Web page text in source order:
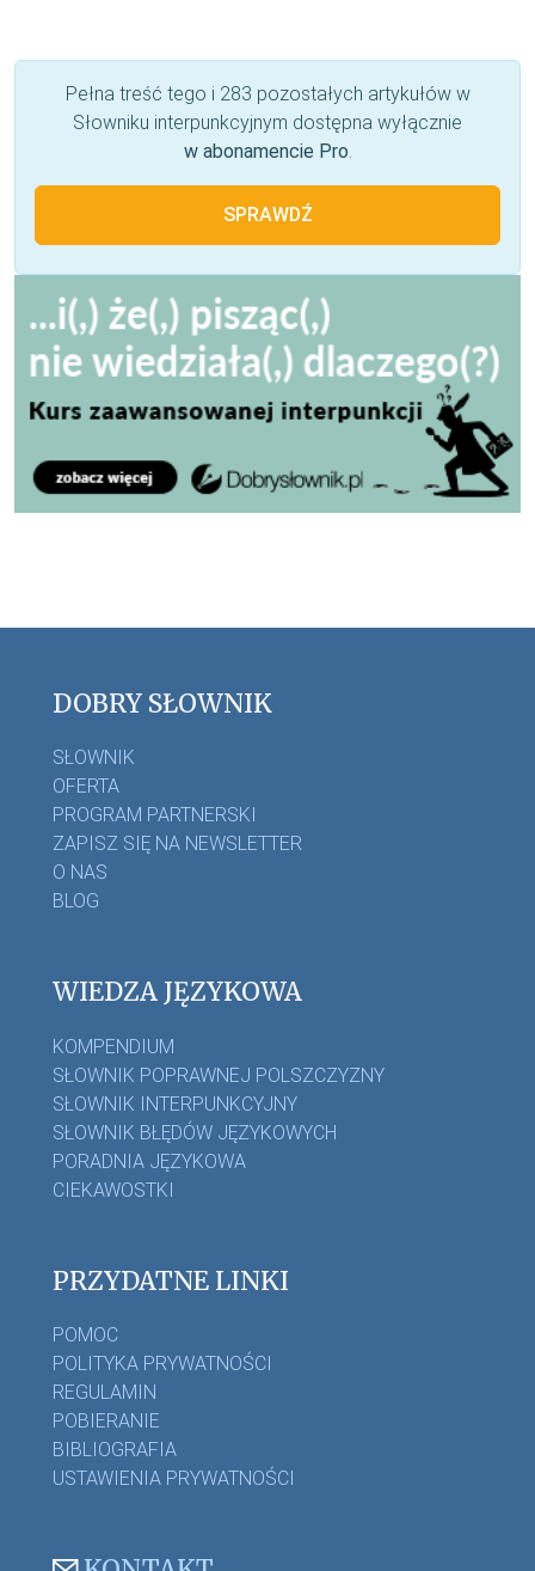
Pełna treść tego i 283 pozostałych artykułów w
Słowniku interpunkcyjnym dostępna wyłącznie
w abonamencie Pro.
SPRAWDŹ
DOBRY SŁOWNIK
SŁOWNIK
OFERTA
PROGRAM PARTNERSKI
ZAPISZ SIĘ NA NEWSLETTER
O NAS
BLOG
WIEDZA JĘZYKOWA
KOMPENDIUM
SŁOWNIK POPRAWNEJ POLSZCZYZNY
SŁOWNIK INTERPUNKCYJNY
SŁOWNIK BŁĘDÓW JĘZYKOWYCH
PORADNIA JĘZYKOWA
CIEKAWOSTKI
PRZYDATNE LINKI
POMOC
POLITYKA PRYWATNOŚCI
REGULAMIN
POBIERANIE
BIBLIOGRAFIA
USTAWIENIA PRYWATNOŚCI